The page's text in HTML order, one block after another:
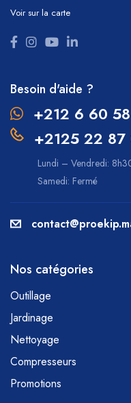
Voir sur la carte
Besoin d'aide ?
+212 6 60
+2125 22
Lundi – Vendredi:
Samedi: Fermé
Nos catégories
Outillage
Jardinage
Nettoyage
Compresseurs
Promotions